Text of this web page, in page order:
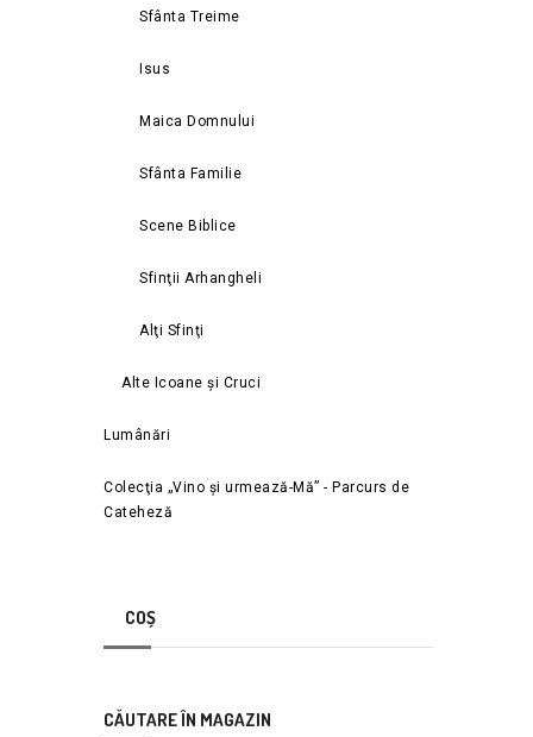
Sfânta Treime
Isus
Maica Domnului
Sfânta Familie
Scene Biblice
Sfinţii Arhangheli
Alţi Sfinţi
Alte Icoane și Cruci
Lumânări
Colecţia „Vino și urmează-Mă” - Parcurs de
Cateheză
COȘ
CĂUTARE ÎN MAGAZIN